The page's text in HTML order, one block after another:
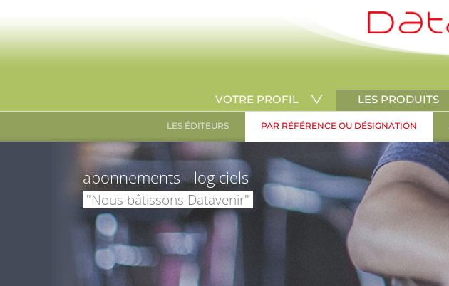
VOTRE PROFIL LES PRODUITS
LES ÉDITEURS PAR RÉFÉRENCE OU DÉSIGNATION
abonnements - logiciels
"Nous bâtissons Datavenir"